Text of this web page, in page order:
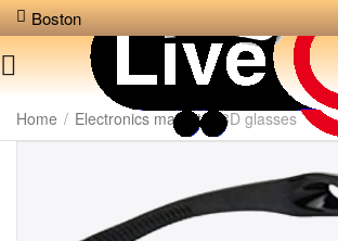
Boston
Home / Electronics market 3D glasses